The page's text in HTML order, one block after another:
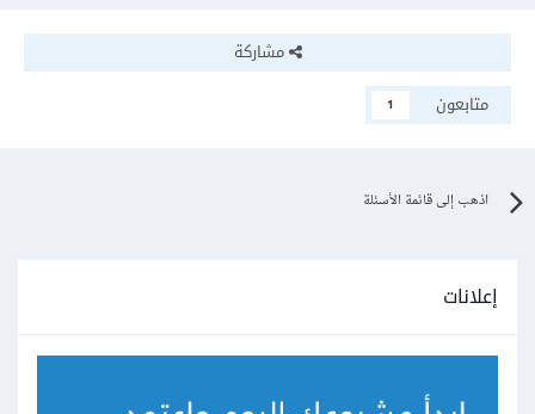
مشاركة
متابعون
1
اذهب إلى قائمة الأسئلة
إعلانات